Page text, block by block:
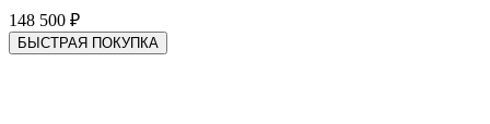
148 500 ₽
БЫСТРАЯ ПОКУПКА